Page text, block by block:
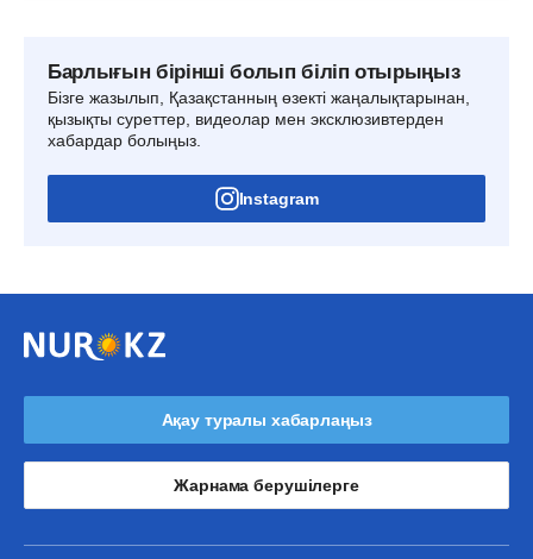
Барлығын бірінші болып біліп отырыңыз
Бізге жазылып, Қазақстанның өзекті жаңалықтарынан,
қызықты суреттер, видеолар мен эксклюзивтерден
хабардар болыңыз.
Instagram
Ақау туралы хабарлаңыз
Жарнама берушілерге